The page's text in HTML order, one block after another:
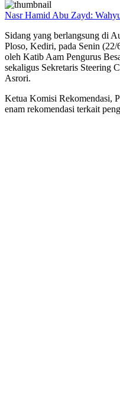
Nasr Hamid Abu Zayd:
Sidang yang berlangsung di
Ploso, Kediri, pada Senin
oleh Katib Aam Pengurus
sekaligus Sekretaris Steering
Asrori.
Ketua Komisi Rekomendasi,
enam rekomendasi terkait